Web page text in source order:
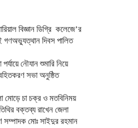
বিজ্ঞান ডিগ্রি কলেজে’র
দিবস পালিত
নৌযান শুমারি নিয়ে
সভা অনুষ্ঠিত
মোড়ে চা চক্র ও মতবিনিময়
বক্তব্য রাখেন জেলা
সম্পাদক মোঃ সাইদুর রহমান